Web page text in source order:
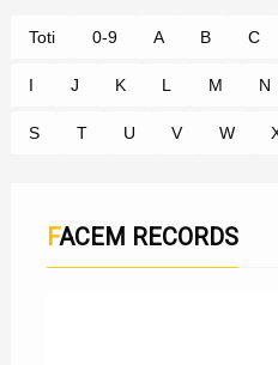
Toti 0-9 A B C
I J K L M N
S T U V W
FACEM RECORDS